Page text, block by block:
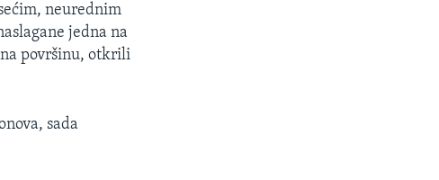
neurednim
jedna na
površinu, otkrili
sada